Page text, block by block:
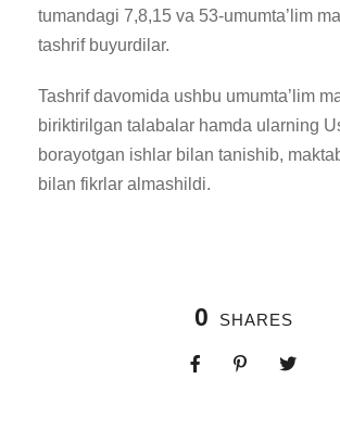
tumandagi 7,8,15 va 53-umumta’lim
tashrif buyurdilar.
Tashrif davomida ushbu umumta’lim
biriktirilgan talabalar hamda ularning
borayotgan ishlar bilan tanishib,
bilan fikrlar almashildi.
0 SHARES